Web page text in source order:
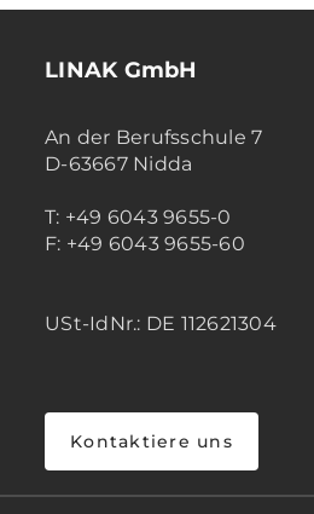
LINAK GmbH
An der Berufsschule 7
D-63667 Nidda
T: +49 6043 9655-0
F: +49 6043 9655-60
USt-IdNr.: DE 112621304
Kontaktiere uns